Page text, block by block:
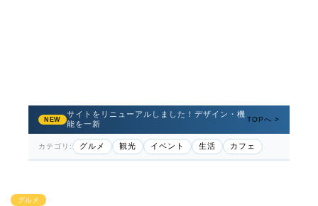
NEW
サイトをリニューアルしました！デザイン・機
能を一新
TOPへ >
カテゴリ: グルメ 観光 イベント 生活 カフェ
グルメ